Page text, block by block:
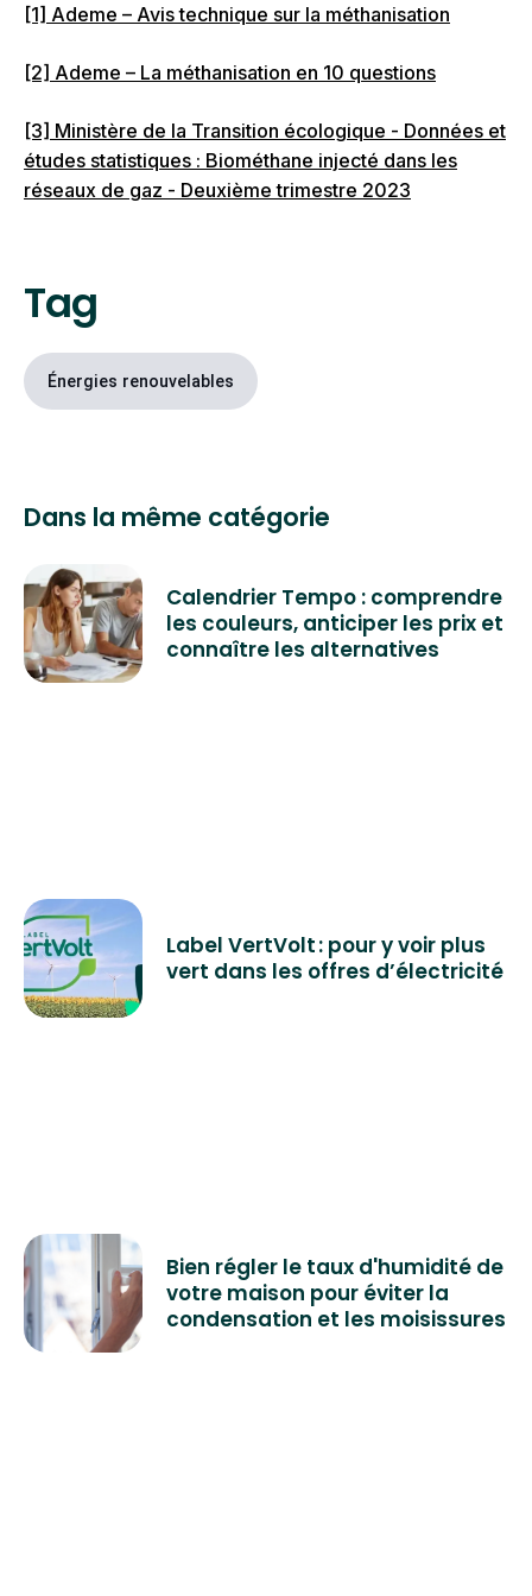
[1] Ademe – Avis technique sur la méthanisation
[2] Ademe – La méthanisation en 10 questions
[3] Ministère de la Transition écologique - Données et
études statistiques : Biométhane injecté dans les
réseaux de gaz - Deuxième trimestre 2023
Tag
Énergies renouvelables
Dans la même catégorie
Calendrier Tempo : comprendre
les couleurs, anticiper les prix et
connaître les alternatives
Label VertVolt : pour y voir plus
vert dans les offres d’électricité
Bien régler le taux d'humidité de
votre maison pour éviter la
condensation et les moisissures